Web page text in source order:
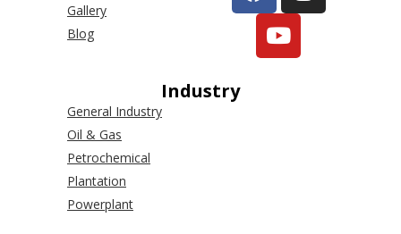
Gallery
Blog
Industry
General Industry
Oil & Gas
Petrochemical
Plantation
Powerplant